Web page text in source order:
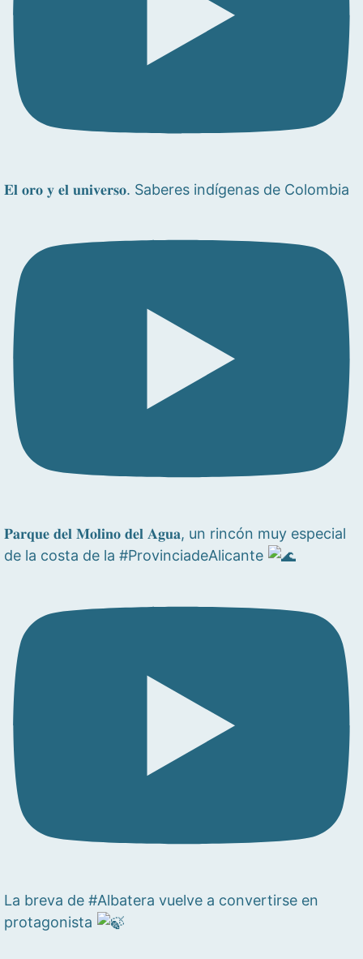
𝐄𝐥 𝐨𝐫𝐨 𝐲 𝐞𝐥 𝐮𝐧𝐢𝐯𝐞𝐫𝐬𝐨. Saberes indígenas de Colombia
𝐏𝐚𝐫𝐪𝐮𝐞 𝐝𝐞𝐥 𝐌𝐨𝐥𝐢𝐧𝐨 𝐝𝐞𝐥 𝐀𝐠𝐮𝐚, un rincón muy especial
de la costa de la #ProvinciadeAlicante
La breva de #Albatera vuelve a convertirse en
protagonista